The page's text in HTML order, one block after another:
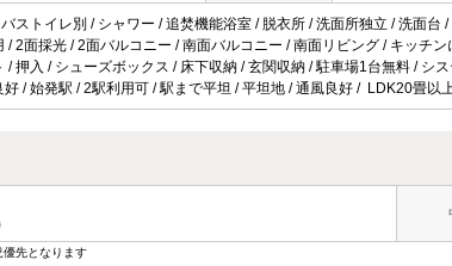
ストイレ別 / シャワー / 追焚機能浴室 / 脱衣所 / 洗面所独立 / 洗面
/ 2面採光 / 2面バルコニー / 南面バルコニー / 南面リビング / キッチ
/ 押入 / シューズボックス / 床下収納 / 玄関収納 / 駐車場1台無料 / シ
好 / 始発駅 / 2駅利用可 / 駅まで平坦 / 平坦地 / 通風良好 / LDK20畳
先となります